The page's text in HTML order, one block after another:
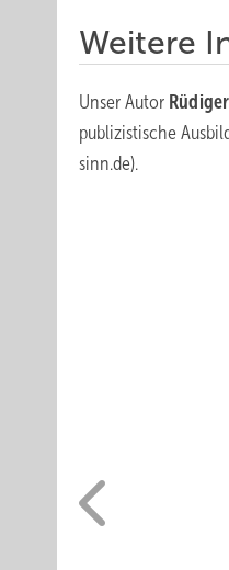
Weitere
Unser Autor
publizistische
sinn.de).